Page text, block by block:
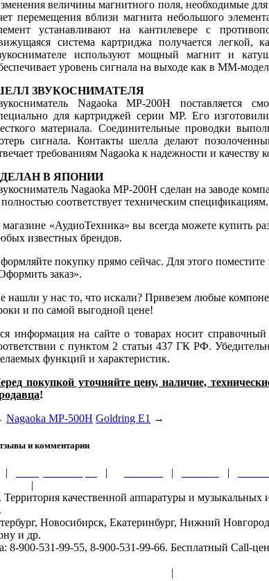
величины магнитного поля, необходимые
перемещения вблизи магнита небольшого
устанавливают на кантилевере с
система картриджа получается
используют мощный магнит и
уровень сигнала на выходе как в MM-
ЗВУКОСНИМАТЕЛЯ
Nagaoka MP-200H поставляется
для картриджей серии MP. Его
материала. Соединительные проводки
сигнала. Контакты шелла делают
требованиям Nagaoka к надежности и качеству
В ЯПОНИИ
Nagaoka MP-200H сделан на заводе
соответствует техническим спецификациям.
«АудиоТехника» вы всегда можете купить
известных брендов.
покупку прямо сейчас. Для этого
заказ».
нашли у нас то, что искали? Привезем любые
и по самой выгодной цене!
информация на сайте о товарах носит
с пунктом 2 статьи 437 ГК РФ.
функций и характеристик.
покупкой уточняйте цену, наличие,
!
Nagaoka MP-500H Goldring E1 →
и комментарии
| | | |
|
качественной аппаратуры и музыкальных
Новосибирск, Екатеринбург, Нижний
и др.
8-900-531-99-55, 8-900-531-99-66. Бесплатный Call-
|